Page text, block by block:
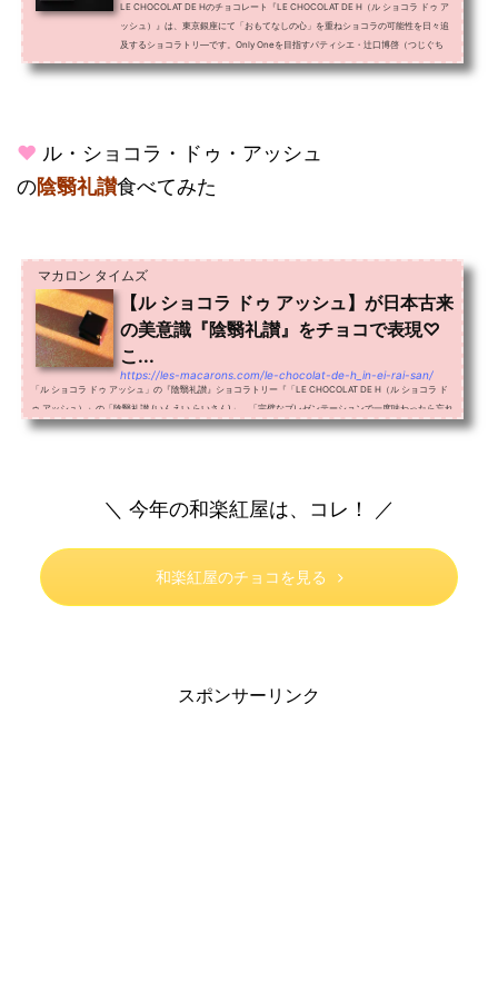
LE CHOCOLAT DE Hのチョコレート『LE CHOCOLAT DE H（ル ショコラ ドゥ ア
ッシュ）』は、東京銀座にて「おもてなしの心」を重ねショコラの可能性を日々追
及するショコラトリ―です。Only Oneを目指すパティシエ・辻口博啓（つじぐち
ひろのぶ）氏が、世界各地の個性...
♥ ル・ショコラ・ドゥ・アッシュ
の陰翳礼讃食べてみた
マカロン タイムズ
【ル ショコラ ドゥ アッシュ】が日本古来
の美意識『陰翳礼讃』をチョコで表現♡
こ...
https://les-macarons.com/le-chocolat-de-h_in-ei-rai-san/
「ル ショコラ ドゥ アッシュ」の『陰翳礼讃』ショコラトリー『「LE CHOCOLAT DE H（ル ショコラ ド
ゥ アッシュ）』の「陰翳礼讃 (いんえい らいさん)」。「完璧なプレゼンテーションで一度味わったら忘れ
られない傑出したショコラ」と絶賛された今年の新作コレクシ...
＼ 今年の和楽紅屋は、コレ！ ／
和楽紅屋のチョコを見る
スポンサーリンク